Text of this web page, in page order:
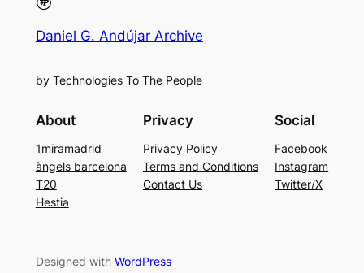
Daniel G. Andújar Archive
by Technologies To The People
About
1miramadrid
àngels barcelona
T20
Hestia
Privacy
Privacy Policy
Terms and Conditions
Contact Us
Social
Facebook
Instagram
Twitter/X
Designed with WordPress